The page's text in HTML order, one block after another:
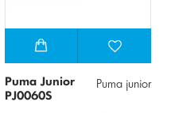
Puma Junior
PJ0060S
Puma junior